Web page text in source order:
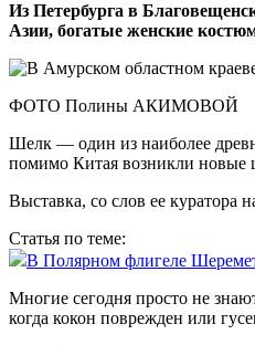
Из Петербурга в
Азии, богатые женские
ФОТО Полины АКИМОВОЙ
Шелк — один из наиболее
помимо Китая возникли новые
Выставка, со слов ее куратора
Статья по теме:
В Полярном флигеле
Многие сегодня просто не
когда кокон поврежден или